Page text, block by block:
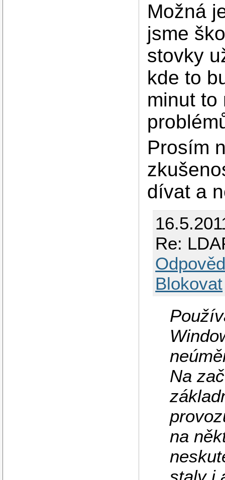
Možná
jsme
stovky
kde to
minut to
Prosím
dívat a
Re:
Blokovat
Na
na